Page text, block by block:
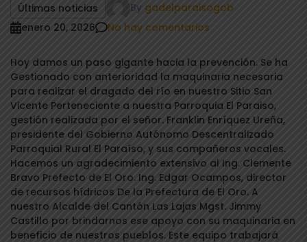
Últimas noticias By gadelparaisogob
enero 20, 2026
No hay comentarios
Hoy damos un paso gigante hacia la prevención. Se ha
Gestionado con anterioridad la maquinaria necesaria
para realizar el dragado del río en nuestro Sitio San
Vicente Perteneciente a nuestra Parroquia El Paraiso,
gestión realizada por el señor. Franklin Enríquez Ureña,
presidente del Gobierno Autónomo Descentralizado
Parroquial Rural El Paraíso, y sus compañeros vocales.
Hacemos un agradecimiento extensivo al Ing. Clemente
Bravo Prefecto de El Oro. Ing. Edgar Ocampos, director
de recursos hídricos De la Prefectura de El Oro. A
nuestro Alcalde del Cantón Las Lajas Mgst. Jimmy
Castillo por brindarnos ese apoyo con su maquinaria en
beneficio de nuestros pueblos. Este equipo trabajará